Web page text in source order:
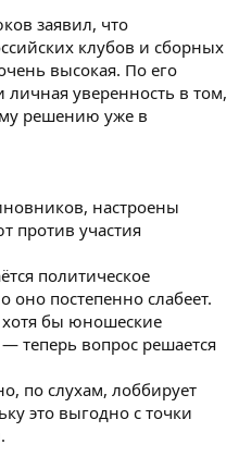
заявил, что
клубов и сборных
высокая. По его
уверенность в том,
решению уже в
настроены
против участия
политическое
оно постепенно слабеет.
бы юношеские
теперь вопрос решается
по слухам, лоббирует
это выгодно с точки